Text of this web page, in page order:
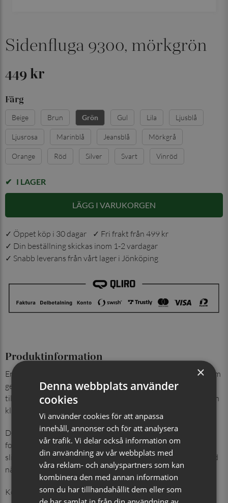
Sidenfluga 9300, mörkgrön
449 kr
Färg
Beige Brun Grön Gul Lila Ljusblå
Ljusrosa Marinblå Jeansblå Mörkgrå
Orange Röd Silver Svart Vinröd
I LAGER
LÄGG I VARUKORGEN
✓ Öppet köp i 30 dagar ✓ Fri frakt från 499 kr
✓ Din beställning skickas inom 1-2 vardagar
✓ Snabb leverans från vårt lager i Jönköping
Produktinformation
En enfärgad fluga i 100 %siden med rutmönstrad struktur som
ger ett distinkt men balanserat uttryck. Den tydligare väven
tillför personlighet och djup, samtidigt som flugan behåller sin
klassiska elegans.
Det exklusiva sidenmaterialet ger flugan ett mjukt men
formstabilt fall med naturlig lyster. Ett stilfullt alternativ till
slips för fest och formella tillfällen, perfekt att kombinera med
näsduk i samma färg och struktur.
Kombinera med näsduk i samma färg.
×
Denna webbplats använder
cookies
Vi använder cookies för att anpassa
innehåll, annonser och för att analysera
vår trafik. Vi delar också information om
din användning av vår webbplats med
våra reklam- och analyspartners som kan
kombinera den med annan information
som du har tillhandahållit dem eller som